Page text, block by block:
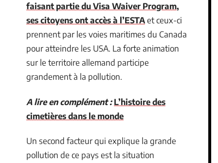
faisant partie du Visa Waiver Program,
ses citoyens ont accès à l’ESTAet ceux-ci
prennent par les voies maritimes du Canada
pour atteindre les USA. La forte animation
sur le territoire allemand participe
grandement à la pollution.
A lire en complément : L’histoire des
cimetières dans le monde
Un second facteur qui explique la grande
pollution de ce pays est la situation